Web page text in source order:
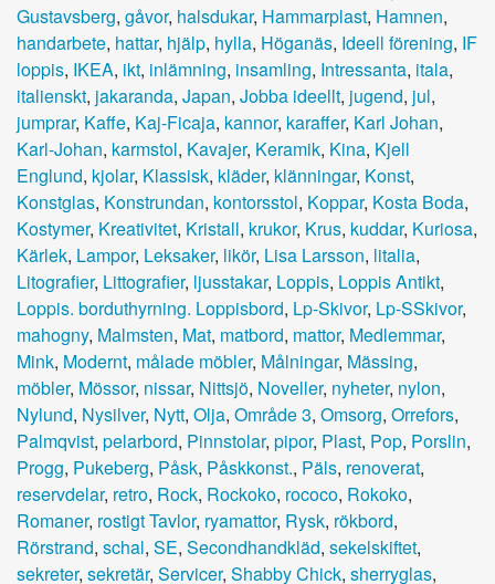
Gustavsberg, gåvor, halsdukar, Hammarplast, Hamnen,
handarbete, hattar, hjälp, hylla, Höganäs, Ideell förening, IF
loppis, IKEA, ikt, inlämning, insamling, Intressanta, itala,
italienskt, jakaranda, Japan, Jobba ideellt, jugend, jul,
jumprar, Kaffe, Kaj-Ficaja, kannor, karaffer, Karl Johan,
Karl-Johan, karmstol, Kavajer, Keramik, Kina, Kjell
Englund, kjolar, Klassisk, kläder, klänningar, Konst,
Konstglas, Konstrundan, kontorsstol, Koppar, Kosta Boda,
Kostymer, Kreativitet, Kristall, krukor, Krus, kuddar, Kuriosa,
Kärlek, Lampor, Leksaker, likör, Lisa Larsson, litalia,
Litografier, Littografier, ljusstakar, Loppis, Loppis Antikt,
Loppis. borduthyrning. Loppisbord, Lp-Skivor, Lp-SSkivor,
mahogny, Malmsten, Mat, matbord, mattor, Medlemmar,
Mink, Modernt, målade möbler, Målningar, Mässing,
möbler, Mössor, nissar, Nittsjö, Noveller, nyheter, nylon,
Nylund, Nysilver, Nytt, Olja, Område 3, Omsorg, Orrefors,
Palmqvist, pelarbord, Pinnstolar, pipor, Plast, Pop, Porslin,
Progg, Pukeberg, Påsk, Påskkonst., Päls, renoverat,
reservdelar, retro, Rock, Rockoko, rococo, Rokoko,
Romaner, rostigt Tavlor, ryamattor, Rysk, rökbord,
Rörstrand, schal, SE, Secondhandkläd, sekelskiftet,
sekreter, sekretär, Servicer, Shabby Chick, sherryglas,